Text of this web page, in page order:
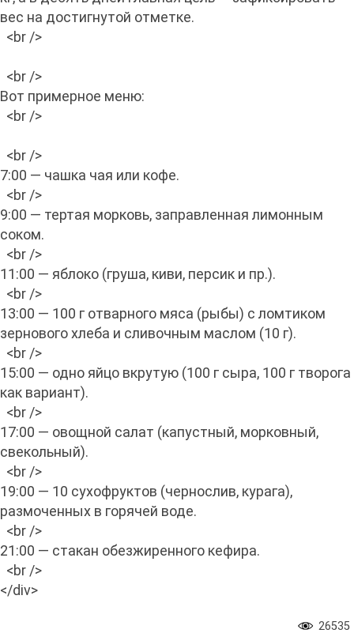
вес на достигнутой отметке.
<br />
<br />
Вот примерное меню:
<br />
<br />
7:00 — чашка чая или кофе.
<br />
9:00 — тертая морковь, заправленная лимонным
соком.
<br />
11:00 — яблоко (груша, киви, персик и пр.).
<br />
13:00 — 100 г отварного мяса (рыбы) с ломтиком
зернового хлеба и сливочным маслом (10 г).
<br />
15:00 — одно яйцо вкрутую (100 г сыра, 100 г творога
как вариант).
<br />
17:00 — овощной салат (капустный, морковный,
свекольный).
<br />
19:00 — 10 сухофруктов (чернослив, курага),
размоченных в горячей воде.
<br />
21:00 — стакан обезжиренного кефира.
<br />
</div>
26535